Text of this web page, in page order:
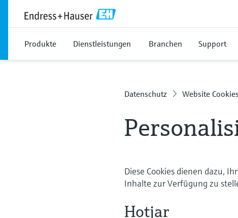
Produkte Dienstleistungen Branchen Support
Datenschutz Website Cookies
Diese Cookies dienen dazu,
Inhalte zur Verfügung zu
Hotjar